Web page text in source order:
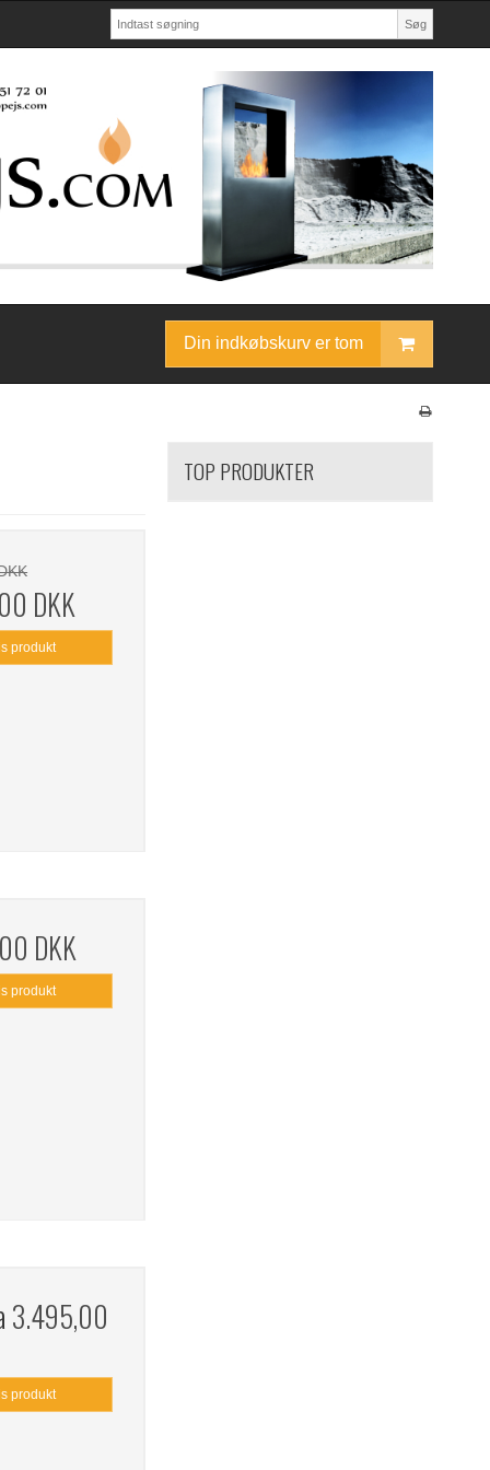
Søg
Din indkøbskurv er tom
DKK
produkt
DKK
produkt
3.495,00
produkt
TOP PRODUKTER